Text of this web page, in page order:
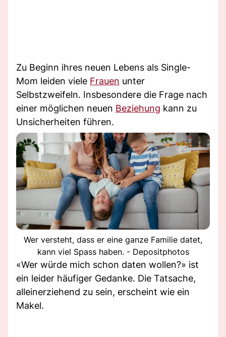
Zu Beginn ihres neuen Lebens als Single-
Mom leiden viele Frauen unter
Selbstzweifeln. Insbesondere die Frage nach
einer möglichen neuen Beziehung kann zu
Unsicherheiten führen.
Wer versteht, dass er eine ganze Familie datet,
kann viel Spass haben. - Depositphotos
«Wer würde mich schon daten wollen?» ist
ein leider häufiger Gedanke. Die Tatsache,
alleinerziehend zu sein, erscheint wie ein
Makel.